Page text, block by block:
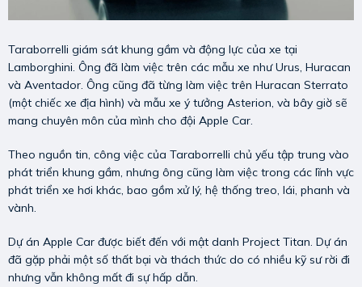
Taraborrelli giám sát khung gầm và động lực của xe tại
Lamborghini. Ông đã làm việc trên các mẫu xe như Urus, Huracan
và Aventador. Ông cũng đã từng làm việc trên Huracan Sterrato
(một chiếc xe địa hình) và mẫu xe ý tưởng Asterion, và bây giờ sẽ
mang chuyên môn của mình cho đội Apple Car.
Theo nguồn tin, công việc của Taraborrelli chủ yếu tập trung vào
phát triển khung gầm, nhưng ông cũng làm việc trong các lĩnh vực
phát triển xe hơi khác, bao gồm xử lý, hệ thống treo, lái, phanh và
vành.
Dự án Apple Car được biết đến với mật danh Project Titan. Dự án
đã gặp phải một số thất bại và thách thức do có nhiều kỹ sư rời đi
nhưng vẫn không mất đi sự hấp dẫn.